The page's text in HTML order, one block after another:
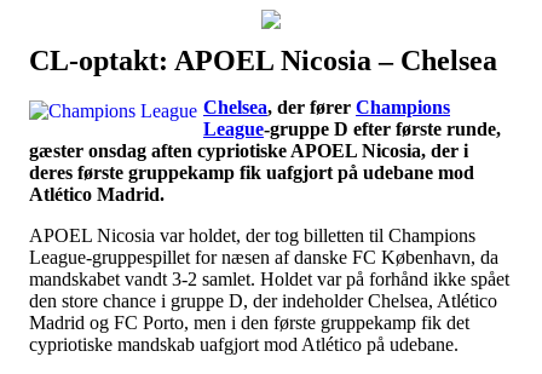
Наши партнеры
лучшие займы
CL-optakt: APOEL Nicosia – Chelsea
Chelsea, der fører Champions
League-gruppe D efter første runde,
gæster onsdag aften cypriotiske APOEL Nicosia, der i
deres første gruppekamp fik uafgjort på udebane mod
Atlético Madrid.
APOEL Nicosia var holdet, der tog billetten til Champions
League-gruppespillet for næsen af danske FC København, da
mandskabet vandt 3-2 samlet. Holdet var på forhånd ikke spået
den store chance i gruppe D, der indeholder Chelsea, Atlético
Madrid og FC Porto, men i den første gruppekamp fik det
cypriotiske mandskab uafgjort mod Atlético på udebane.